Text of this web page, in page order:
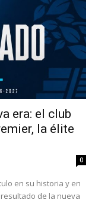
era: el club
la élite
0
en su historia y en